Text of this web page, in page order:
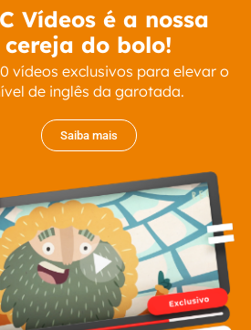
Vídeos é a nossa
cereja do bolo!
vídeos exclusivos para elevar o
de inglês da garotada.
Saiba mais